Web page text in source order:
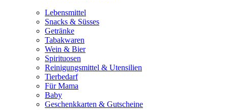
Lebensmittel
Snacks & Süsses
Getränke
Tabakwaren
Wein & Bier
Spirituosen
Reinigungsmittel & Utensilien
Tierbedarf
Für Mama
Baby
Geschenkkarten & Gutscheine